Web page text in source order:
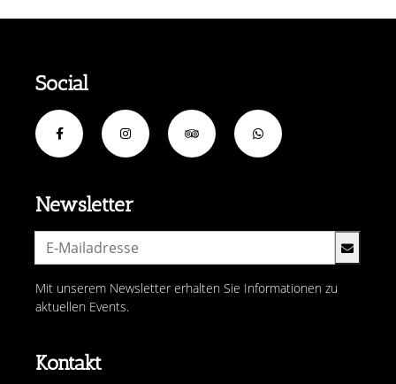
Kontakt
Newsletter
Mit unserem Newsletter erhalten Sie Informationen zu
aktuellen Events.
Social